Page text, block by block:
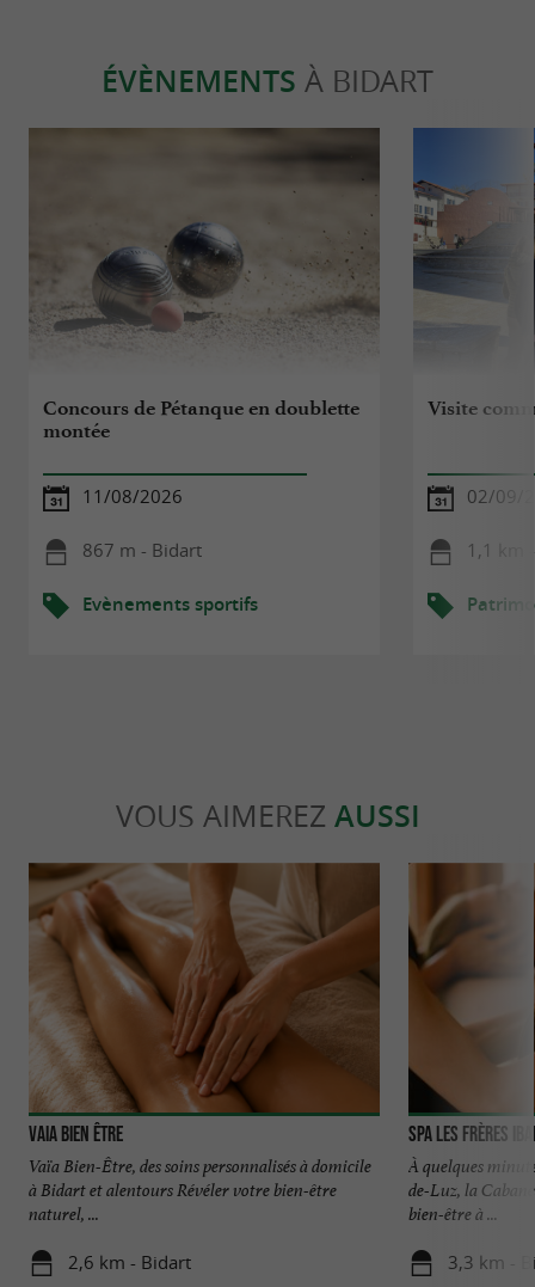
ÉVÈNEMENTS À BIDART
Concours de Pétanque en doublette
montée
11/08/2026
867 m - Bidart
Evènements sportifs
Visite
02/09/
1,1 km
VOUS AIMEREZ AUSSI
Vaia Bien Être
Vaïa Bien-Être, des soins personnalisés à domicile
à Bidart et alentours Révéler votre bien-être
naturel, ...
2,6 km - Bidart
Spa Les Frères
À quelques
de-Luz, la
bien-être à ...
3,3 km -